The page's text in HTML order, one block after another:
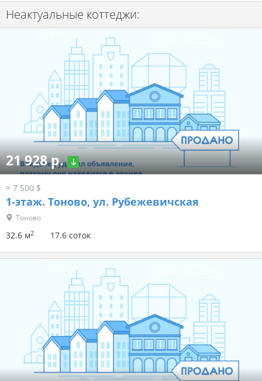
Неактуальные коттеджи:
21 928 р.
≈ 7 500 $
1-этаж. Тоново, ул. Рубежевичская
Тоново
32.6 м2 17.6 соток